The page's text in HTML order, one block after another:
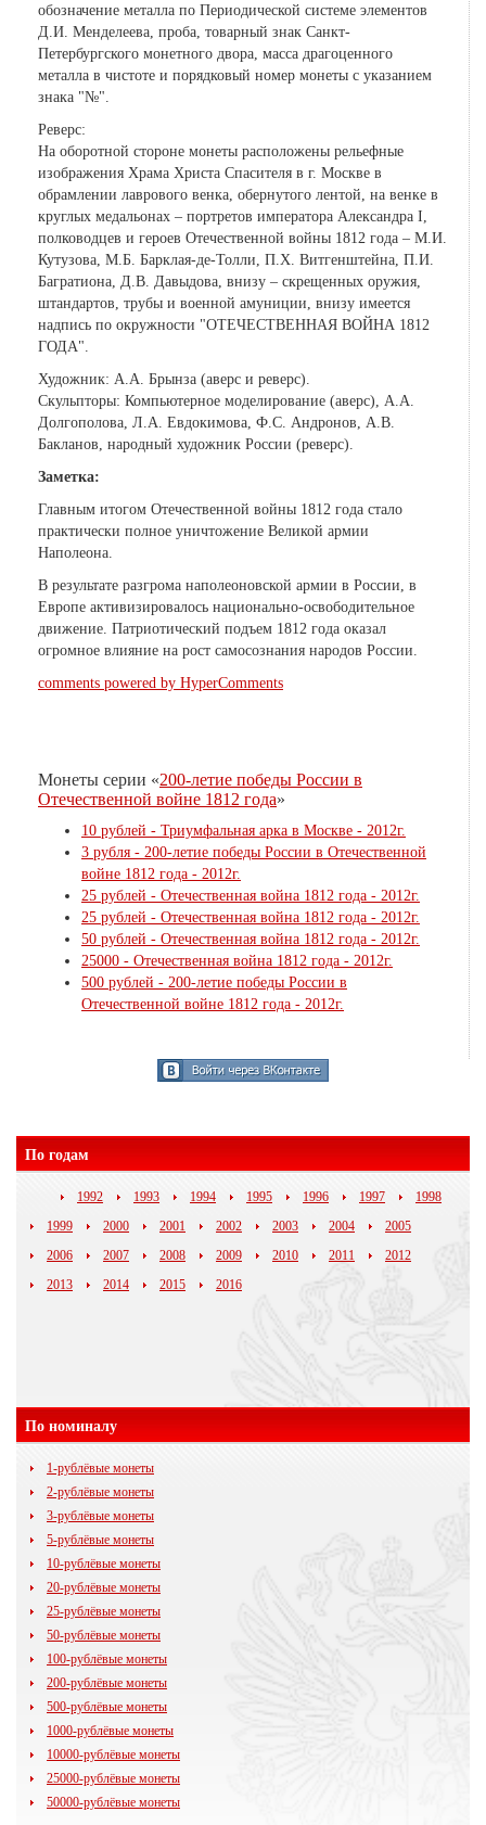
обозначение металла по Периодической системе элементов
Д.И. Менделеева, проба, товарный знак Санкт-
Петербургского монетного двора, масса драгоценного
металла в чистоте и порядковый номер монеты с указанием
знака "№".
Реверс:
На оборотной стороне монеты расположены рельефные
изображения Храма Христа Спасителя в г. Москве в
обрамлении лаврового венка, обернутого лентой, на венке в
круглых медальонах – портретов императора Александра I,
полководцев и героев Отечественной войны 1812 года – М.И.
Кутузова, М.Б. Барклая-де-Толли, П.Х. Витгенштейна, П.И.
Багратиона, Д.В. Давыдова, внизу – скрещенных оружия,
штандартов, трубы и военной амуниции, внизу имеется
надпись по окружности "ОТЕЧЕСТВЕННАЯ ВОЙНА 1812
ГОДА".
Художник: А.А. Брынза (аверс и реверс).
Скульпторы: Компьютерное моделирование (аверс), А.А.
Долгополова, Л.А. Евдокимова, Ф.С. Андронов, А.В.
Бакланов, народный художник России (реверс).
Заметка:
Главным итогом Отечественной войны 1812 года стало
практически полное уничтожение Великой армии
Наполеона.
В результате разгрома наполеоновской армии в России, в
Европе активизировалось национально-освободительное
движение. Патриотический подъем 1812 года оказал
огромное влияние на рост самосознания народов России.
comments powered by HyperComments
Монеты серии «200-летие победы России в
Отечественной войне 1812 года»
10 рублей - Триумфальная арка в Москве - 2012г.
3 рубля - 200-летие победы России в Отечественной
войне 1812 года - 2012г.
25 рублей - Отечественная война 1812 года - 2012г.
25 рублей - Отечественная война 1812 года - 2012г.
50 рублей - Отечественная война 1812 года - 2012г.
25000 - Отечественная война 1812 года - 2012г.
500 рублей - 200-летие победы России в
Отечественной войне 1812 года - 2012г.
По годам
1992 1993 1994 1995 1996 1997
1998
1999
2000 2001 2002 2003 2004
2005
2006
2007 2008 2009 2010 2011
2012
2013
2014 2015 2016
По номиналу
1-рублёвые монеты
2-рублёвые монеты
3-рублёвые монеты
5-рублёвые монеты
10-рублёвые монеты
20-рублёвые монеты
25-рублёвые монеты
50-рублёвые монеты
100-рублёвые монеты
200-рублёвые монеты
500-рублёвые монеты
1000-рублёвые монеты
10000-рублёвые монеты
25000-рублёвые монеты
50000-рублёвые монеты